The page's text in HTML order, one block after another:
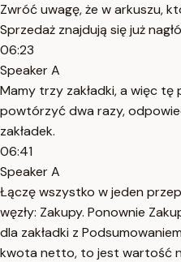
Zwróć uwagę, że w arkuszu,
Sprzedaż znajdują się już
06:23
Speaker A
Mamy trzy zakładki, a więc
powtórzyć dwa razy,
zakładek.
06:41
Speaker A
Łączę wszystko w jeden
węzły: Zakupy. Ponownie
dla zakładki z
kwota netto, to jest wartość